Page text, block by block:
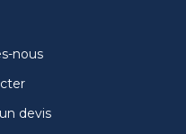
nous
devis